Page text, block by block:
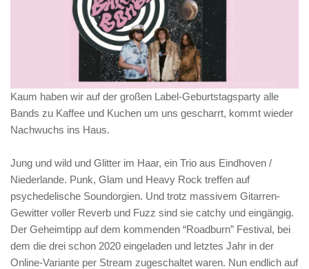
Kaum haben wir auf der großen Label-Geburtstagsparty alle
Bands zu Kaffee und Kuchen um uns gescharrt, kommt wieder
Nachwuchs ins Haus.
Jung und wild und Glitter im Haar, ein Trio aus Eindhoven /
Niederlande. Punk, Glam und Heavy Rock treffen auf
psychedelische Soundorgien. Und trotz massivem Gitarren-
Gewitter voller Reverb und Fuzz sind sie catchy und eingängig.
Der Geheimtipp auf dem kommenden “Roadburn” Festival, bei
dem die drei schon 2020 eingeladen und letztes Jahr in der
Online-Variante per Stream zugeschaltet waren. Nun endlich auf